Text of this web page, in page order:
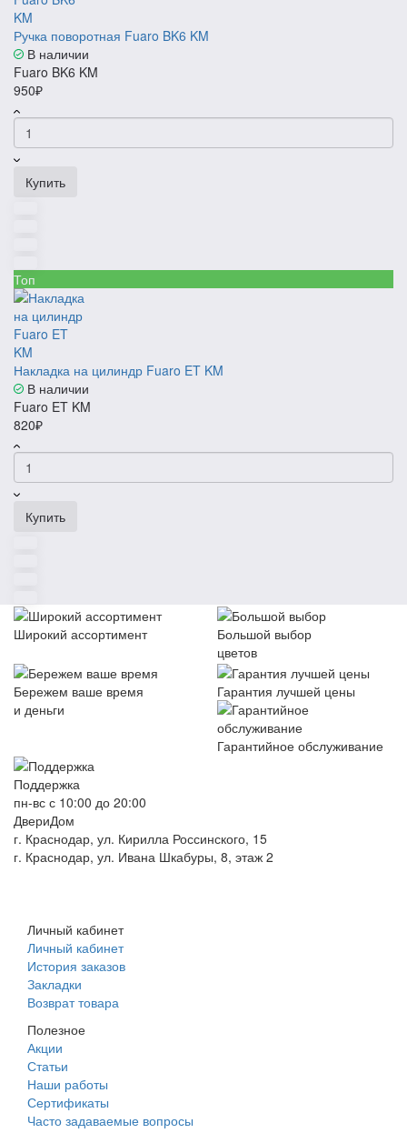
Ручка поворотная Fuaro BK6 KM
В наличии
Fuaro BK6 KM
950₽
Купить
Топ
Накладка на цилиндр Fuaro ET KM
В наличии
Fuaro ET KM
820₽
Купить
Широкий ассортимент
Большой выбор
цветов
Бережем ваше время
и деньги
Гарантия лучшей цены
Гарантийное обслуживание
Поддержка
пн-вс с 10:00 до 20:00
ДвериДом
г. Краснодар, ул. Кирилла Россинского, 15
г. Краснодар, ул. Ивана Шкабуры, 8, этаж 2
Личный кабинет
Личный кабинет
История заказов
Закладки
Возврат товара
Полезное
Акции
Статьи
Наши работы
Сертификаты
Часто задаваемые вопросы